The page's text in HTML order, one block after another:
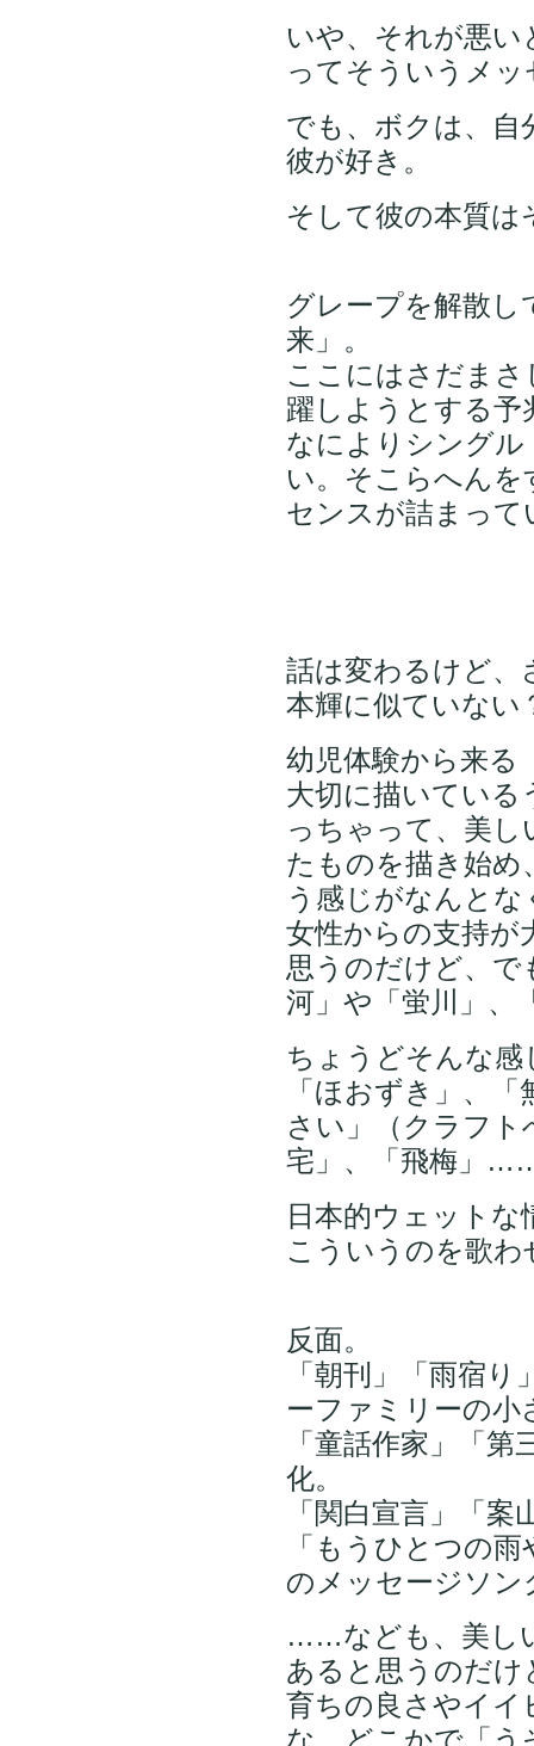
いや、それが悪い
ってそういうメ
でも、ボクは、自
彼が好き。
そして彼の本質
グレープを解散
来」。
ここにはさだま
躍しようとする予
なによりシングル
い。そこらへん
センスが詰まっ
話は変わるけど、
本輝に似ていない
幼児体験から来る
大切に描いている
っちゃって、美し
たものを描き始め
う感じがなんとな
女性からの支持が
思うのだけど、で
河」や「蛍川」、
ちょうどそんな
「ほおずき」、
さい」（クラフト
宅」、「飛梅」
日本的ウェットな
こういうのを歌
反面。
「朝刊」「雨宿
ーファミリーの小
「童話作家」「
化。
「関白宣言」「
「もうひとつの
のメッセージソン
……なども、美し
あると思うのだけ
育ちの良さやイイ